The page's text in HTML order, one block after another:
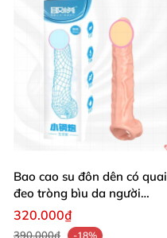
Bao cao su đôn dên có quai
đeo tròng bìu da người
giống thật
320.000₫
390.000₫ -18%